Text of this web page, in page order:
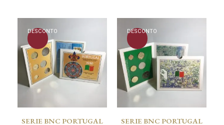
DESCONTO
SERIE BNC PORTUGAL
DESCONTO
SERIE BNC PORTUGAL